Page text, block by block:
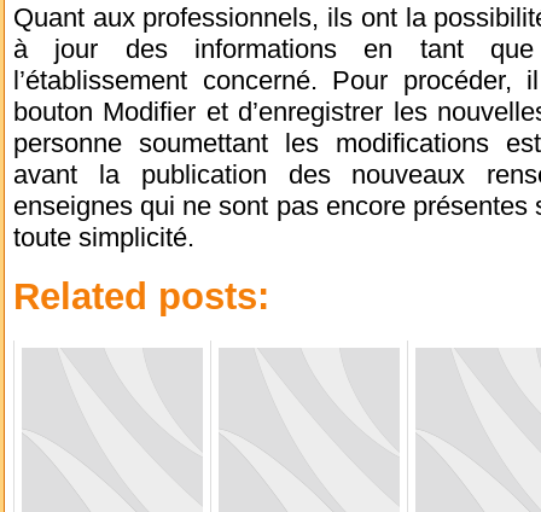
Quant aux professionnels, ils ont la
à jour des informations en tant que
l’établissement concerné. Pour
bouton Modifier et d’enregistrer les
personne soumettant les modifications
avant la publication des nouveaux
enseignes qui ne sont pas encore présentes
toute simplicité.
Related posts: